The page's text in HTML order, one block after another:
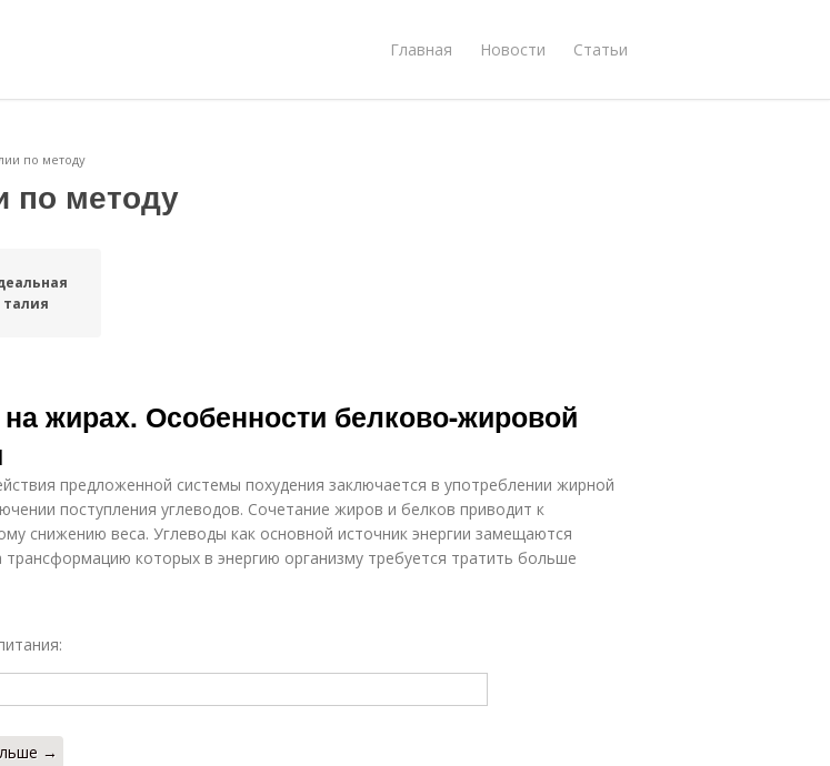
Главная Новости Статьи
по методу
по методу
талия
жирах. Особенности белково-жировой
предложенной системы похудения заключается в употреблении жирной
поступления углеводов. Сочетание жиров и белков приводит к
снижению веса. Углеводы как основной источник энергии замещаются
которых в энергию организму требуется тратить больше
→